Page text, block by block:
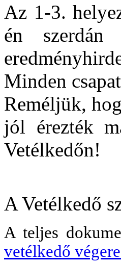
Az 1-3.
én szerdán
Minden
Reméljük,
jól érezték
Vetélkedőn!
A Vetélkedő
A teljes
vetélkedő